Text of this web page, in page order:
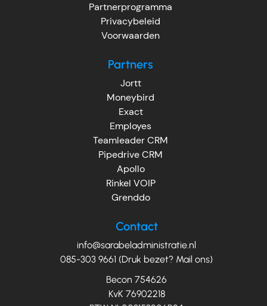
Partnerprogramma
Privacybeleid
Voorwaarden
Partners
Jortt
Moneybird
Exact
Employes
Teamleader CRM
Pipedrive CRM
Apollo
Rinkel VOIP
Grenddo
Contact
info@sarabeladministratie.nl
085-303 9661 (Druk bezet? Mail ons)
Becon 754626
KvK 76902218